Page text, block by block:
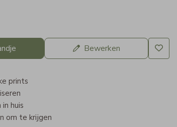
Bewerken
prints
huis
om te krijgen